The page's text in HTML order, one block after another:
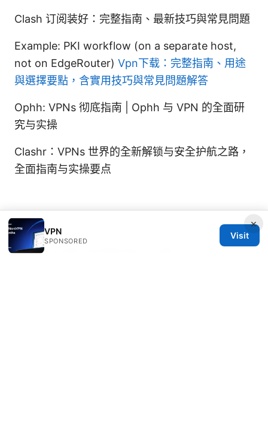
Clash 订阅装好：完整指南、最新技巧與常見問題
Example: PKI workflow (on a separate host,
not on EdgeRouter) Vpn下载：完整指南、用途
與選擇要點，含實用技巧與常見問題解答
Ophh: VPNs 彻底指南 | Ophh 与 VPN 的全面研
究与实操
Clashr：VPNs 世界的全新解锁与安全护航之路，
全面指南与实操要点
×
VPN
SPONSORED
Visit